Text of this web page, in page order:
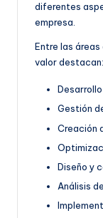
diferentes
empresa.
Entre las
valor destacan:
Gestión
Creación
Diseño y
Análisis